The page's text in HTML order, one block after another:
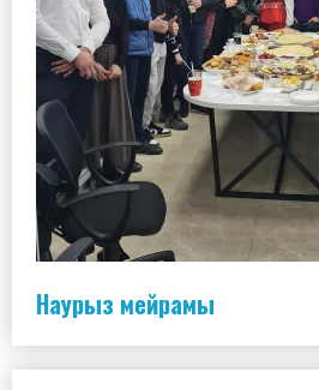
Наурыз мейрамы